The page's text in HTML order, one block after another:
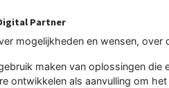
Partner
mogelijkheden en wensen,
maken van oplossingen
ontwikkelen als aanvulling om